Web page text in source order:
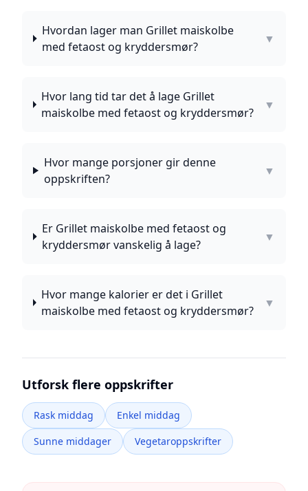
Hvordan lager man Grillet maiskolbe
med fetaost og kryddersmør?
▼
Hvor lang tid tar det å lage Grillet
maiskolbe med fetaost og kryddersmør?
▼
Hvor mange porsjoner gir denne
oppskriften?
▼
Er Grillet maiskolbe med fetaost og
kryddersmør vanskelig å lage?
▼
Hvor mange kalorier er det i Grillet
maiskolbe med fetaost og kryddersmør?
▼
Utforsk flere oppskrifter
Rask middag
Enkel middag
Sunne middager
Vegetaroppskrifter